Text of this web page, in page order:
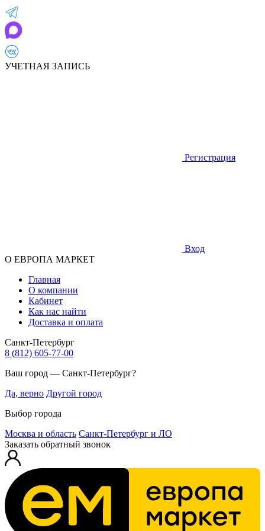
УЧЕТНАЯ ЗАПИСЬ
Регистрация
Вход
О ЕВРОПА МАРКЕТ
Главная
О компании
Кабинет
Как нас найти
Доставка и оплата
Санкт-Петербург
8 (812) 605-77-00
Ваш город — Санкт-Петербург?
Да, верно Другой город
Выбор города
Москва и область Санкт-Петербург и ЛО
Заказать обратный звонок